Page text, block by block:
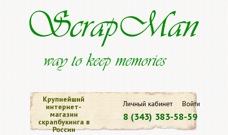
Личный кабинет Войти
8 (343) 383-58-59
Крупнейший
интернет-
магазин
скрапбукинга в
России